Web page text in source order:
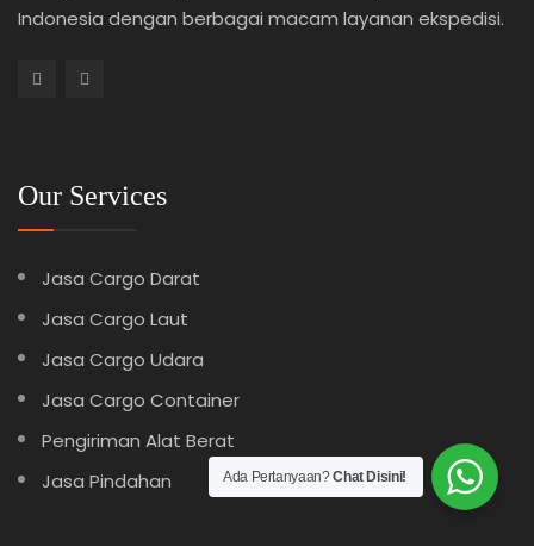
Indonesia dengan berbagai macam layanan ekspedisi.
Our Services
Jasa Cargo Darat
Jasa Cargo Laut
Jasa Cargo Udara
Jasa Cargo Container
Pengiriman Alat Berat
Jasa Pindahan
Ada Pertanyaan?Chat Disini!